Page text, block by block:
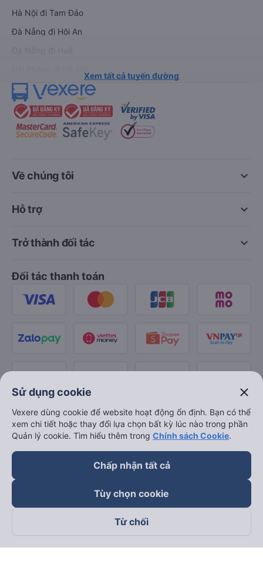
Hà Nội đi Tam Đảo
Đà Nẵng đi Hội An
Xem tất cả tuyến đường
keyboard_arrow_down
Về chúng tôi
keyboard_arrow_down
Hỗ trợ
keyboard_arrow_down
Trở thành đối tác
Đối tác thanh toán
Theo dõi chúng tôi trên
Sử dụng cookie close
Vexere dùng cookie để website hoạt động ổn định. Bạn có thể
xem chi tiết hoặc thay đổi lựa chọn bất kỳ lúc nào trong phần
Quản lý cookie. Tìm hiểu thêm trong Chính sách Cookie.
Chấp nhận tất cả
Tùy chọn cookie
Từ chối